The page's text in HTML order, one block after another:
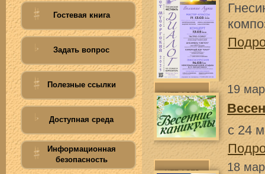
Гостевая книга
Задать вопрос
Полезные ссылки
Доступная среда
Информационная
безопасность
19
с 24
18